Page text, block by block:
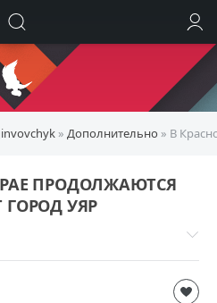
» Дополнительно » В
ПРОДОЛЖАЮТСЯ
УЯР